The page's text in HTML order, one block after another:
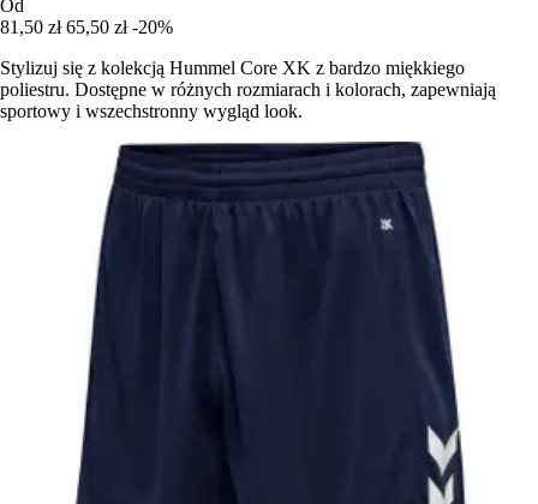
Od
81,50 zł 65,50 zł -20%
Stylizuj się z kolekcją Hummel Core XK z bardzo miękkiego
poliestru. Dostępne w różnych rozmiarach i kolorach, zapewniają
sportowy i wszechstronny wygląd look.